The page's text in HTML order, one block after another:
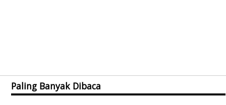
Paling Banyak Dibaca